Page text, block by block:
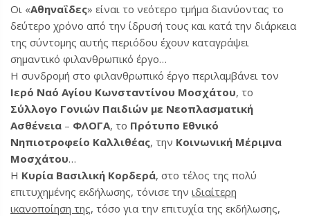
Οι «Αθηναΐδες» είναι το νεότερο τμήμα διανύοντας το
δεύτερο χρόνο από την ίδρυσή τους και κατά την διάρκεια
της σύντομης αυτής περιόδου έχουν καταγράψει
σημαντικό φιλανθρωπικό έργο…
Η συνδρομή στο φιλανθρωπικό έργο περιλαμβάνει τον
Ιερό Ναό Αγίου Κωνσταντίνου Μοσχάτου, το
Σύλλογο Γονιών Παιδιών με Νεοπλασματική
Ασθένεια – ΦΛΟΓΑ, το Πρότυπο Εθνικό
Νηπιοτροφείο Καλλιθέας, την Κοινωνική Μέριμνα
Μοσχάτου…
Η Κυρία Βασιλική Κορδερά, στο τέλος της πολύ
επιτυχημένης εκδήλωσης, τόνισε την ιδιαίτερη
ικανοποίηση της, τόσο για την επιτυχία της εκδήλωσης,